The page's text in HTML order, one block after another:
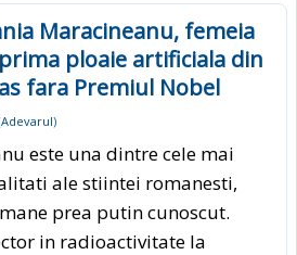
Maracineanu, femeia
ploaie artificiala din
fara Premiul Nobel
Adevarul)
este una dintre cele mai
ale stiintei romanesti,
prea putin cunoscut.
in radioactivitate la